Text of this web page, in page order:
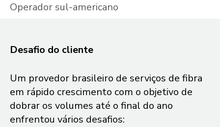
Operador sul-americano
Desafio do cliente
Um provedor brasileiro de serviços de fibra
em rápido crescimento com o objetivo de
dobrar os volumes até o final do ano
enfrentou vários desafios: